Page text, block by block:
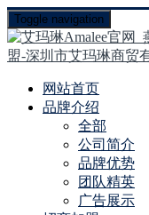
Toggle navigation
网站首页
品牌介绍
全部
公司简介
品牌优势
团队精英
广告展示